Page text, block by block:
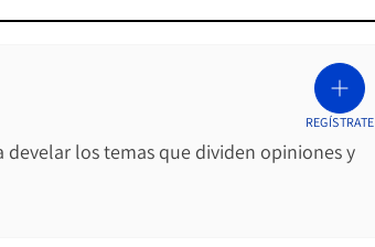
los temas que dividen opiniones y
REGÍSTRATE